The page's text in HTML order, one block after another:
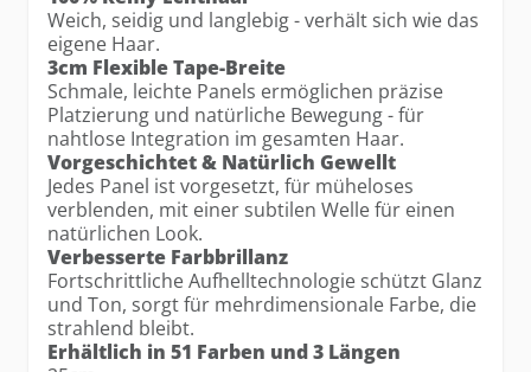
Weich, seidig und langlebig - verhält sich wie das
eigene Haar.
3cm Flexible Tape-Breite
Schmale, leichte Panels ermöglichen präzise
Platzierung und natürliche Bewegung - für
nahtlose Integration im gesamten Haar.
Vorgeschichtet & Natürlich Gewellt
Jedes Panel ist vorgesetzt, für müheloses
verblenden, mit einer subtilen Welle für einen
natürlichen Look.
Verbesserte Farbbrillanz
Fortschrittliche Aufhelltechnologie schützt Glanz
und Ton, sorgt für mehrdimensionale Farbe, die
strahlend bleibt.
Erhältlich in 51 Farben und 3 Längen